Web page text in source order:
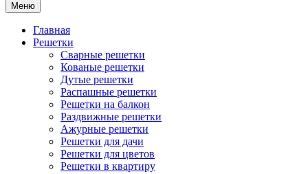
Меню
Главная
Решетки
Сварные решетки
Кованые решетки
Дутые решетки
Распашные решетки
Решетки на балкон
Раздвижные решетки
Ажурные решетки
Решетки для дачи
Решетки для цветов
Решетки в квартиру